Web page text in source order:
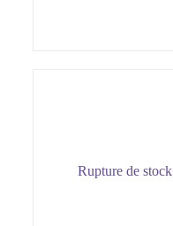
Rupture de stock